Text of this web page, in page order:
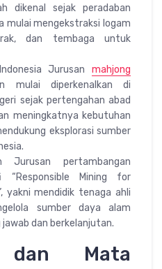
dikenal sejak peradaban
mulai mengekstraksi logam
dan tembaga untuk
Jurusan mahjong
mulai diperkenalkan di
sejak pertengahan abad
meningkatnya kebutuhan
eksplorasi sumber
Jurusan pertambangan
“Responsible Mining for
yakni mendidik tenaga ahli
sumber daya alam
dan berkelanjutan.
dan Mata